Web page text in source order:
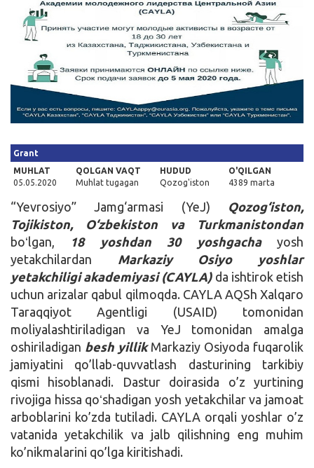
Kirish
Grant
MUHLAT
05.05.2020
QOLGAN VAQT
Muhlat tugagan
HUDUD
Qozog'iston
O'QILGAN
4389 marta
“Yevrosiyo” Jamg‘armasi (YeJ) Qozog‘iston,
Tojikiston, O‘zbekiston va Turkmanistondan
boʻlgan,
18 yoshdan 30 yoshgachayosh
yetakchilardan Markaziy Osiyo yoshlar
yetakchiligi akademiyasi (CAYLA)da ishtirok etish
uchun arizalar qabul qilmoqda. CAYLA AQSh Xalqaro
Taraqqiyot Agentligi (USAID) tomonidan
moliyalashtiriladigan va YeJ tomonidan amalga
oshiriladigan besh yillikMarkaziy Osiyoda fuqarolik
jamiyatini qo’llab-quvvatlash dasturining tarkibiy
qismi hisoblanadi. Dastur doirasida o’z yurtining
rivojiga hissa qoʻshadigan yosh yetakchilar va jamoat
arboblarini ko’zda tutiladi. CAYLA orqali yoshlar o’z
vatanida yetakchilik va jalb qilishning eng muhim
ko’nikmalarini qo’lga kiritishadi.